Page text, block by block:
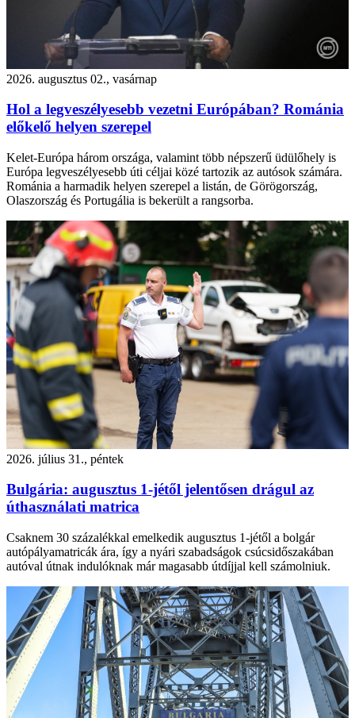
2026. augusztus 02., vasárnap
Hol a legveszélyesebb vezetni Európában? Románia
előkelő helyen szerepel
Kelet-Európa három országa, valamint több népszerű üdülőhely is
Európa legveszélyesebb úti céljai közé tartozik az autósok számára.
Románia a harmadik helyen szerepel a listán, de Görögország,
Olaszország és Portugália is bekerült a rangsorba.
2026. július 31., péntek
Bulgária: augusztus 1-jétől jelentősen drágul az
úthasználati matrica
Csaknem 30 százalékkal emelkedik augusztus 1-jétől a bolgár
autópályamatricák ára, így a nyári szabadságok csúcsidőszakában
autóval útnak indulóknak már magasabb útdíjjal kell számolniuk.